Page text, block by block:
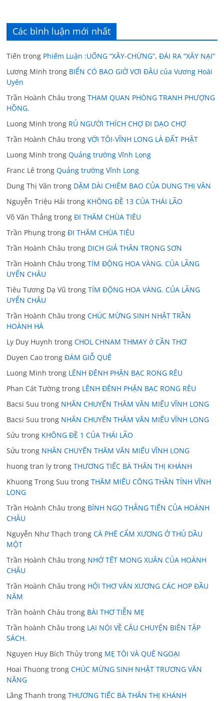
Các bình luận mới nhất
Tiến trong Phiếm Luận :UỐNG “XÂY-CHỪNG”, ĐÁI RA “XÂY NẠI”
Lương Minh trong BIỂN CÓ BAO GIỜ VƠI ĐÂU của Vương Hoài
Uyên
Trần Hoành Châu trongTHAM QUAN PHÒNG TRANH PHƯỢNG
HỒNG.
Luong Minh trong RỦ NGƯỜI THÍCH CHỢ ĐI DẠO CHỢ
Trần Hoành Châu trongVỚI TÔI-VĨNH LONG LÀ ĐẤT PHẬT
Luong Minh trongQuảng trường Vĩnh Long
Franc Lê trongQuảng trường Vĩnh Long
Dung Thị Vân trong DẶM DÀI CHIÊM BAO CỦA DUNG THỊ VÂN
Nguyễn Triệu Hải trong KHÔNG ĐỀ 13 CỦA THÁI LÃO
Võ Văn Thắng trongĐI THĂM CHÙA TIÊU
Trần Phụng trongĐI THĂM CHÙA TIÊU
Trần Hoành Châu trong DICH GIẢ THÂN TRỌNG SƠN
Trần Hoành Châu trongTÍM ĐỘNG HOA VÀNG. CỦA LÃNG
UYỂN CHÂU
Tiêu Tương Dạ Vũ trongTÍM ĐỘNG HOA VÀNG. CỦA LÃNG
UYỂN CHÂU
Trần Hoành Châu trongCHÚC MỪNG SINH NHẬT TRẦN
HOÀNH HÀ
Ly Duy Huynh trongCHOL CHNAM THMAY ở CẦN THƠ
Duyen Cao trongĐÁM GIỖ QUÊ
Luong Minh trong LÊNH ĐÊNH PHẬN BẠC RONG RÊU
Phan Cát Tường trong LÊNH ĐÊNH PHẬN BẠC RONG RÊU
Bacsi Suu trong NHÂN CHUYẾN THĂM VĂN MIẾU VĨNH LONG
Bacsi Suu trong NHÂN CHUYẾN THĂM VĂN MIẾU VĨNH LONG
Sửu trong KHÔNG ĐỀ 1 CỦA THÁI LÃO
Sửu trong NHÂN CHUYẾN THĂM VĂN MIẾU VĨNH LONG
huong tran ly trongTHƯƠNG TIẾC BÀ THÂN THỊ KHÁNH
Khuong Trong Suu trongTHĂM MIẾU CÔNG THẦN TỈNH VĨNH
LONG
Trần Hoành Châu trong BÍNH NGỌ THẲNG TIẾN CỦA HOÀNH
CHÂU
Nguyễn Như Thạch trongCÀ PHÊ CẨM XƯƠNG Ở THỦ DẦU
MỘT
Trần Hoành Châu trong NHỚ TẾT MONG XUÂN CỦA HOÀNH
CHÂU
Trần Hoành Châu trong HỘI THƠ VĂN XƯƠNG CÁC HOP ĐẦU
NĂM
Trần hoành Cháu trong BÀI THƠ TIỄN MẸ
Trần hoành Châu trong LẠI NÓI VỀ CÂU CHUYỆN BIÊN TẬP
SÁCH.
Nguyen Huy Bích Thủy trong MẸ TÔI VÀ QUÊ NGOẠI
Hoai Thuong trongCHÚC MỪNG SINH NHẬT TRƯƠNG VĂN
NĂNG
Lãng Thanh trongTHƯƠNG TIẾC BÀ THÂN THỊ KHÁNH